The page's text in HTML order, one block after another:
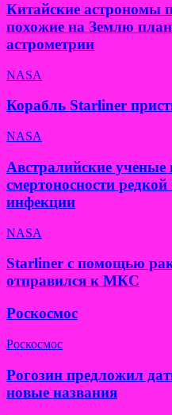
Китайские астрономы
похожие на Землю
астрометрии
NASA
Корабль Starliner
NASA
Австралийские
смертоносности
инфекции
NASA
Starliner с помощью
отправился к МКС
Роскосмос
Роскосмос
Рогозин предложил
новые названия